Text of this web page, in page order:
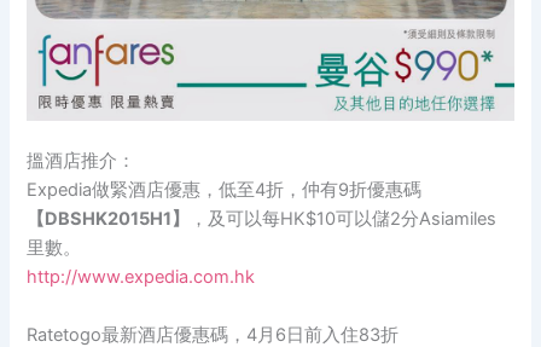
搵酒店推介：
Expedia做緊酒店優惠，低至4折，仲有9折優惠碼
【DBSHK2015H1】
，及可以每HK$10可以儲2分Asiamiles
里數。
http://www.expedia.com.hk
Ratetogo最新酒店優惠碼，4月6日前入住83折